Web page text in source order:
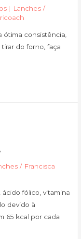
| Lanches /
ótima consistência,
do forno, faça
/ Francisca
ácido fólico, vitamina
devido à
65 kcal por cada